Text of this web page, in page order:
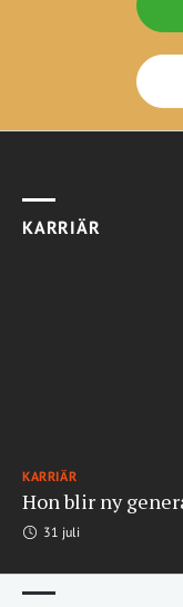
KARRIÄR
KARRIÄR
Hon blir ny
31 juli